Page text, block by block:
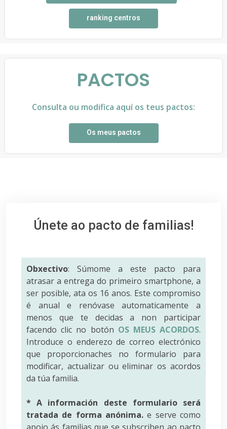
ranking centros
PACTOS
Consulta ou modifica aquí os teus pactos:
Os meus pactos
Únete ao pacto de familias!
Obxectivo: Súmome a este pacto para
atrasar a entrega do primeiro smartphone, a
ser posible, ata os 16 anos. Este compromiso
é anual e renóvase automaticamente a
menos que te decidas a non participar
facendo clic no botón OS MEUS ACORDOS.
Introduce o enderezo de correo electrónico
que proporcionaches no formulario para
modificar, actualizar ou eliminar os acordos
da túa familia.
* A información deste formulario será
tratada de forma anónima. e serve como